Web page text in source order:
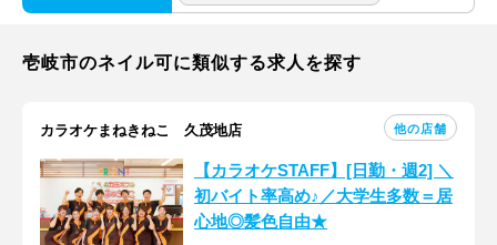
壱岐市のネイル可に類似する求人を探す
カラオケまねきねこ 久茂地店 他の店舗
【カラオケSTAFF】[日勤・週2] ＼
初バイト率高め♪／大学生多数＝居
心地◎髪色自由★